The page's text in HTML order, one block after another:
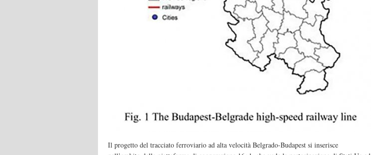
Il progetto del tracciato ferroviario ad alta velocità Belgrado-Budapest si inserisce